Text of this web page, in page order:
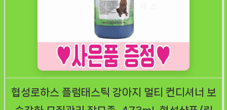
협성로하스 플럼태스틱 강아지 멀티 컨디셔너 보